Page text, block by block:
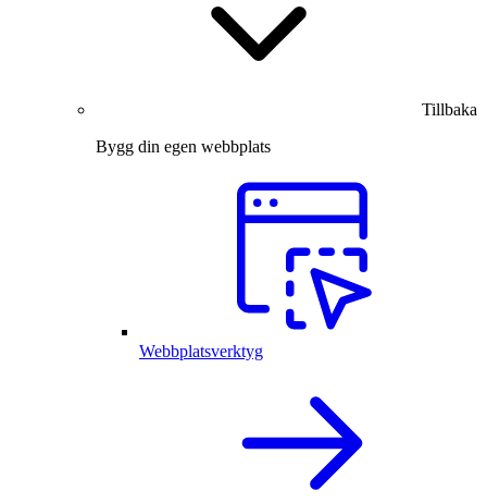
Tillbaka
Bygg din egen webbplats
Webbplatsverktyg